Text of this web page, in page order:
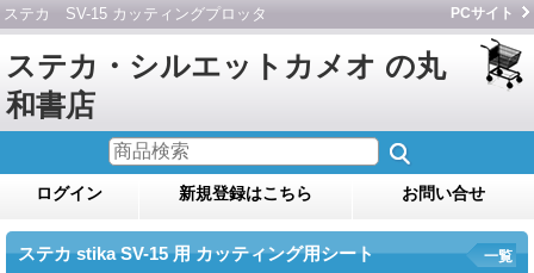
ステカ SV-15 カッティングプロッタ PCサイト
ステカ・シルエットカメオ の丸
和書店
ログイン 新規登録はこちら お問い合せ
ステカ stika SV-15 用 カッティング用シート
一覧